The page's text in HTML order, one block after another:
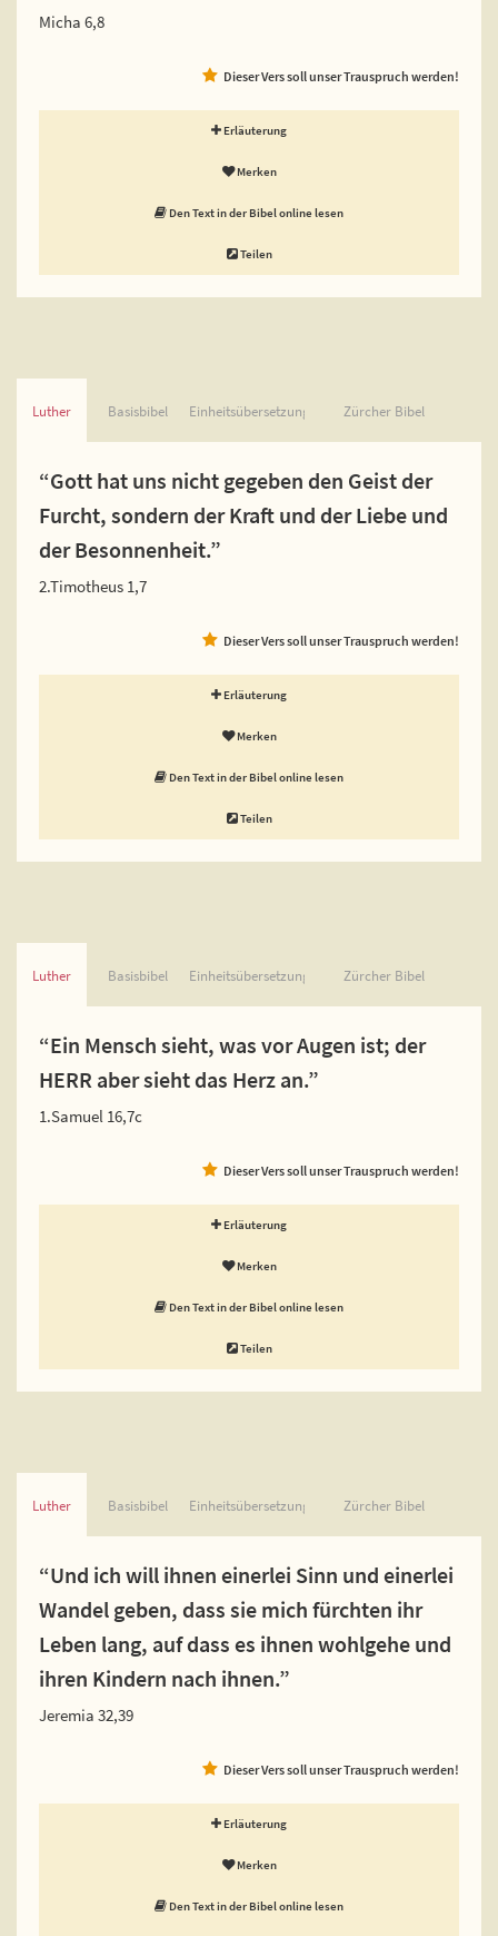
Micha 6,8
Dieser Vers soll unser Trauspruch werden!
Erläuterung
Merken
Den Text in der Bibel online lesen
Teilen
Luther Basisbibel Einheitsübersetzung Zürcher Bibel
“Gott hat uns nicht gegeben den Geist der
Furcht, sondern der Kraft und der Liebe und
der Besonnenheit.”
2.Timotheus 1,7
Dieser Vers soll unser Trauspruch werden!
Erläuterung
Merken
Den Text in der Bibel online lesen
Teilen
Luther Basisbibel Einheitsübersetzung Zürcher Bibel
“Ein Mensch sieht, was vor Augen ist; der
HERR aber sieht das Herz an.”
1.Samuel 16,7c
Dieser Vers soll unser Trauspruch werden!
Erläuterung
Merken
Den Text in der Bibel online lesen
Teilen
Luther Basisbibel Einheitsübersetzung Zürcher Bibel
“Und ich will ihnen einerlei Sinn und einerlei
Wandel geben, dass sie mich fürchten ihr
Leben lang, auf dass es ihnen wohlgehe und
ihren Kindern nach ihnen.”
Jeremia 32,39
Dieser Vers soll unser Trauspruch werden!
Erläuterung
Merken
Den Text in der Bibel online lesen